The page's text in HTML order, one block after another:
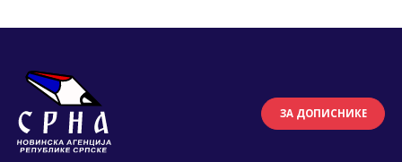
ЗА ДОПИСНИКЕ